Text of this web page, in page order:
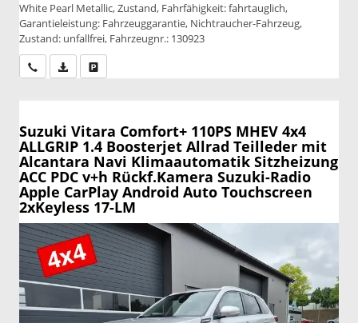
White Pearl Metallic, Zustand, Fahrfähigkeit: fahrtauglich,
Garantieleistung: Fahrzeuggarantie, Nichtraucher-Fahrzeug,
Zustand: unfallfrei, Fahrzeugnr.: 130923
Wir rufen Sie anPDF-Datei, Fahrzeugexposé drucken
Suzuki Vitara Comfort+ 110PS MHEV 4x4
ALLGRIP 1.4 Boosterjet Allrad Teilleder mit
Alcantara Navi Klimaautomatik Sitzheizung
ACC PDC v+h Rückf.Kamera Suzuki-Radio
Apple CarPlay Android Auto Touchscreen
2xKeyless 17-LM